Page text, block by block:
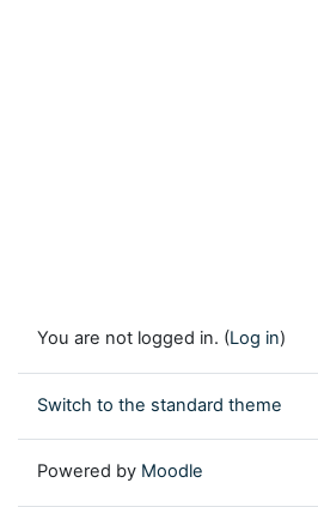
You are not logged in. (Log in)
Switch to the standard theme
Powered by Moodle